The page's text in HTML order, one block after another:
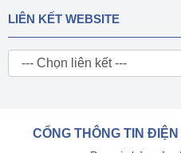
LIÊN KẾT WEBSITE
CỔNG THÔNG TIN